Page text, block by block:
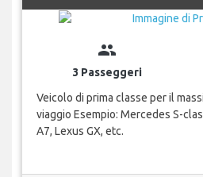
group
3 Passeggeri
Veicolo di prima classe per il
viaggio Esempio: Mercedes S-
A7, Lexus GX, etc.